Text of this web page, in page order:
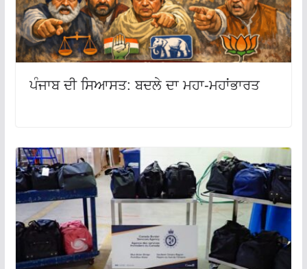
ਪੰਜਾਬ ਦੀ ਸਿਆਸਤ: ਬਦਲੇ ਦਾ ਮਹਾ-ਮਹਾਂਭਾਰਤ